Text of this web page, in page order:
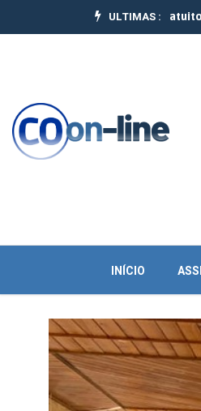
ULTIMAS :
10 cursos gratuitos em agosto
INÍCIO